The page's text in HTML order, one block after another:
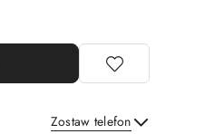
Zostaw telefon